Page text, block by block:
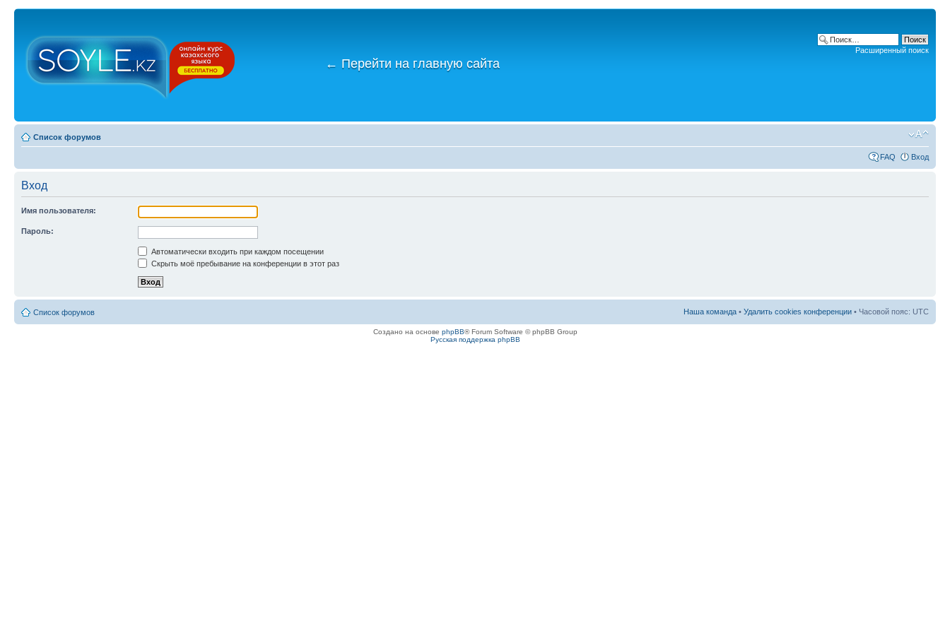
← Перейти на главную сайта
Расширенный поиск
Список форумов
FAQ Вход
Вход
Имя пользователя:
Пароль:
Автоматически входить при каждом посещении
Скрыть моё пребывание на конференции в этот раз
Список форумов Наша команда • Удалить cookies конференции • Часовой пояс: UTC
Создано на основе phpBB® Forum Software © phpBB Group
Русская поддержка phpBB